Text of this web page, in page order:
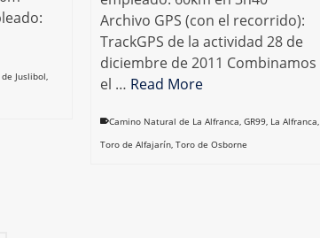
Juslibol,
Archivo GPS (con el recorrido):
TrackGPS de la actividad 28 de
diciembre de 2011 Combinamos
el … Read More
Camino Natural de La Alfranca, GR99, La Alfranca,
Toro de Alfajarín, Toro de Osborne